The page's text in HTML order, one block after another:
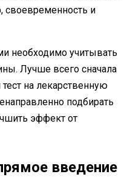
своевременность и
необходимо учитывать
Лучше всего сначала
на лекарственную
подбирать
эффект от
введение